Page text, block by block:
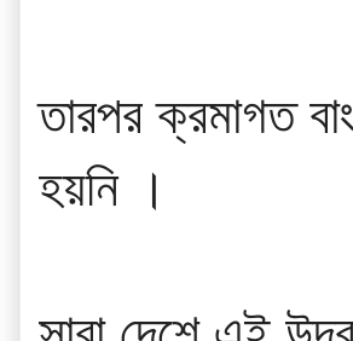
তারপর ক্রমাগত
হয়নি ।